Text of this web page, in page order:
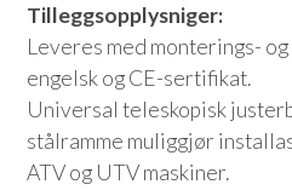
Tilleggsopplysniger:
Leveres med monterings-
engelsk og CE-sertifikat.
Universal teleskopisk
stålramme muliggjør
ATV og UTV maskiner.